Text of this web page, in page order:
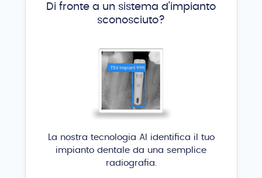
Di fronte a un sistema d'impianto
sconosciuto?
La nostra tecnologia AI identifica il tuo
impianto dentale da una semplice
radiografia.